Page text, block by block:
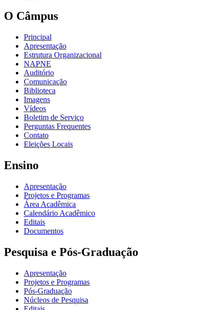
O Câmpus
Principal
Apresentação
Estrutura Organizacional
NAPNE
Auditório
Comunicação
Biblioteca
Imagens
Vídeos
Boletim de Serviço
Perguntas Frequentes
Contato
Eleições Locais
Ensino
Apresentação
Projetos e Programas
Área Acadêmica
Calendário Acadêmico
Editais
Documentos
Pesquisa e Pós-Graduação
Apresentação
Projetos e Programas
Pós-Graduação
Núcleos de Pesquisa